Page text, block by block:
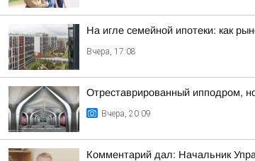
На игле семейной ипотеки: как
Вчера, 17:08
Отреставрированный ипподром,
Вчера, 20:09
Комментарий дал: Начальник